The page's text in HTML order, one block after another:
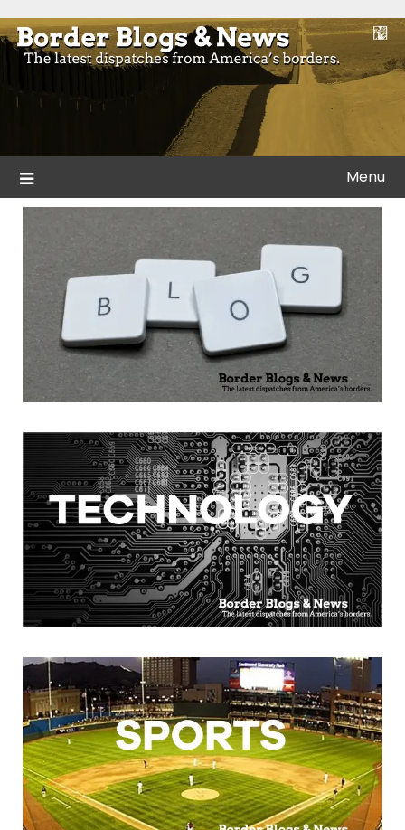
to
content
Border Blogs & News
Blogs and news from the borders of America.
Menu